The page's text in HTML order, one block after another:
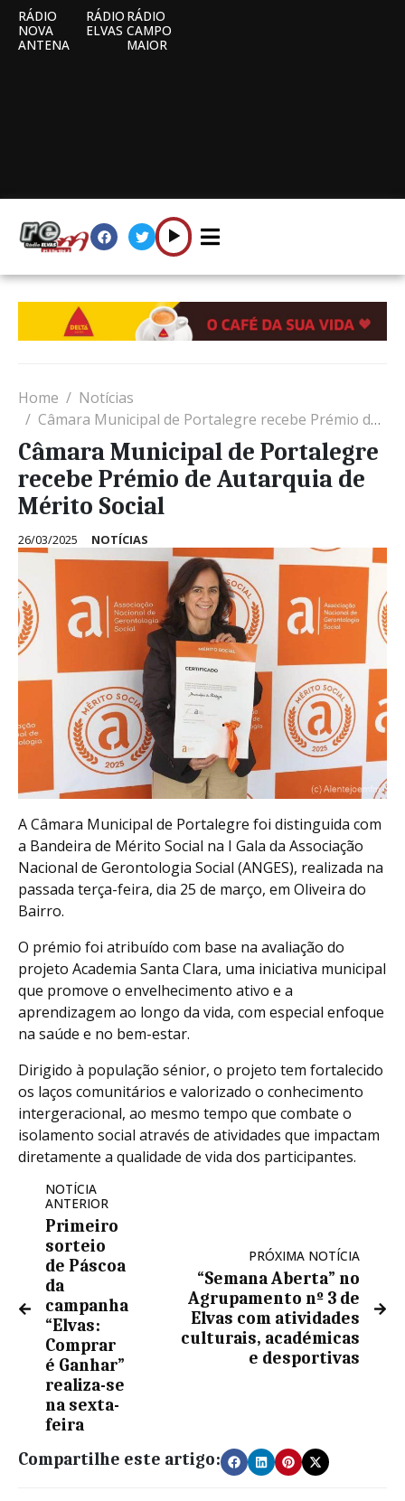
RÁDIO
NOVA
ANTENA
RÁDIO
ELVAS
RÁDIO
CAMPO
MAIOR
Home
Notícias
Câmara Municipal de Portalegre recebe Prémio de Autarquia de Mérito Social
Câmara Municipal de Portalegre
recebe Prémio de Autarquia de
Mérito Social
26/03/2025 NOTÍCIAS
A Câmara Municipal de Portalegre foi distinguida com
a Bandeira de Mérito Social na I Gala da Associação
Nacional de Gerontologia Social (ANGES), realizada na
passada terça-feira, dia 25 de março, em Oliveira do
Bairro.
O prémio foi atribuído com base na avaliação do
projeto Academia Santa Clara, uma iniciativa municipal
que promove o envelhecimento ativo e a
aprendizagem ao longo da vida, com especial enfoque
na saúde e no bem-estar.
Dirigido à população sénior, o projeto tem fortalecido
os laços comunitários e valorizado o conhecimento
intergeracional, ao mesmo tempo que combate o
isolamento social através de atividades que impactam
diretamente a qualidade de vida dos participantes.
NOTÍCIA
ANTERIOR
Primeiro
sorteio
de Páscoa
da
campanha
“Elvas:
Comprar
é Ganhar”
realiza-se
na sexta-
feira
PRÓXIMA NOTÍCIA
“Semana Aberta” no
Agrupamento nº 3 de
Elvas com atividades
culturais, académicas
e desportivas
Compartilhe este artigo: